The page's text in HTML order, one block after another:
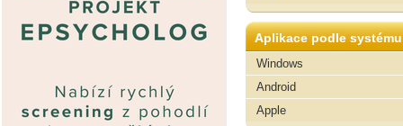
Aplikace podle systému
Windows
Android
Apple